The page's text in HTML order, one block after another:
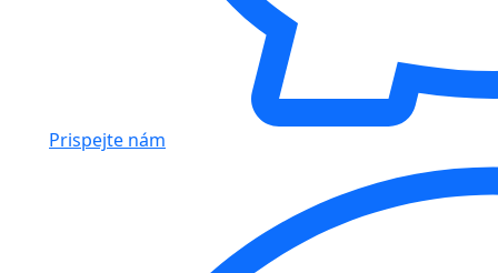
Prispejte nám